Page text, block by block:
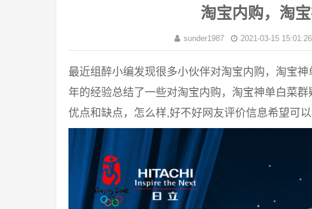
淘宝内购，淘
sunder1987 2021-03-15 15:01:26
最近组醉小编发现很多小伙伴对淘宝内购，淘宝
年的经验总结了一些对淘宝内购，淘宝神单白菜
优点和缺点，怎么样,好不好网友评价信息希望可